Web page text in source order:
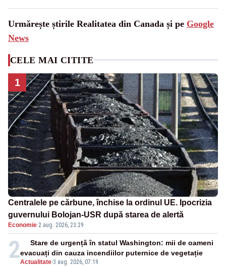
Urmărește știrile Realitatea din Canada și pe Google
News
CELE MAI CITITE
1
Centralele pe cărbune, închise la ordinul UE. Ipocrizia
guvernului Bolojan-USR după starea de alertă
Economie·2 aug. 2026, 23:29
2Actualitate-3 aug. 2026, 07:19
Stare de urgență în statul Washington: mii de oameni
evacuați din cauza incendiilor puternice de vegetație